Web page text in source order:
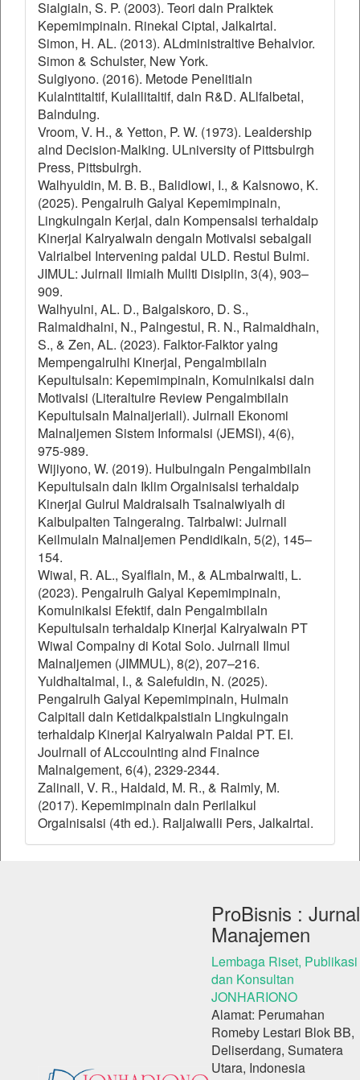
Sialgialn, S. P. (2003). Teori daln Pralktek
Kepemimpinaln. Rinekal Ciptal, Jalkalrtal.
Simon, H. AL. (2013). ALdministraltive Behalvior.
Simon & Schulster, New York.
Sulgiyono. (2016). Metode Penelitialn
Kulalntitaltif, Kulallitaltif, daln R&D. ALlfalbetal,
Balndulng.
Vroom, V. H., & Yetton, P. W. (1973). Lealdership
alnd Decision-Malking. ULniversity of Pittsbulrgh
Press, Pittsbulrgh.
Walhyuldin, M. B. B., Balidlowi, I., & Kalsnowo, K.
(2025). Pengalrulh Galyal Kepemimpinaln,
Lingkulngaln Kerjal, daln Kompensalsi terhaldalp
Kinerjal Kalryalwaln dengaln Motivalsi sebalgali
Valrialbel Intervening paldal ULD. Restul Bulmi.
JIMUL: Julrnall Ilmialh Mullti Disiplin, 3(4), 903–
909.
Walhyulni, AL. D., Balgalskoro, D. S.,
Ralmaldhalni, N., Palngestul, R. N., Ralmaldhaln,
S., & Zen, AL. (2023). Falktor-Falktor yalng
Mempengalrulhi Kinerjal, Pengalmbilaln
Kepultulsaln: Kepemimpinaln, Komulnikalsi daln
Motivalsi (Literaltulre Review Pengalmbilaln
Kepultulsaln Malnaljeriall). Julrnall Ekonomi
Malnaljemen Sistem Informalsi (JEMSI), 4(6),
975-989.
Wijiyono, W. (2019). Hulbulngaln Pengalmbilaln
Kepultulsaln daln Iklim Orgalnisalsi terhaldalp
Kinerjal Gulrul Maldralsalh Tsalnalwiyalh di
Kalbulpalten Talngeralng. Talrbalwi: Julrnall
Keilmulaln Malnaljemen Pendidikaln, 5(2), 145–
154.
Wiwal, R. AL., Syalflaln, M., & ALmbalrwalti, L.
(2023). Pengalrulh Galyal Kepemimpinaln,
Komulnikalsi Efektif, daln Pengalmbilaln
Kepultulsaln terhaldalp Kinerjal Kalryalwaln PT
Wiwal Compalny di Kotal Solo. Julrnall Ilmul
Malnaljemen (JIMMUL), 8(2), 207–216.
Yuldhaltalmal, I., & Salefuldin, N. (2025).
Pengalrulh Galyal Kepemimpinaln, Hulmaln
Calpitall daln Ketidalkpalstialn Lingkulngaln
terhaldalp Kinerjal Kalryalwaln Paldal PT. EI.
Joulrnall of ALccoulnting alnd Finalnce
Malnalgement, 6(4), 2329-2344.
Zalinall, V. R., Haldald, M. R., & Ralmly, M.
(2017). Kepemimpinaln daln Perilalkul
Orgalnisalsi (4th ed.). Raljalwalli Pers, Jalkalrtal.
ProBisnis : Jurnal
Manajemen
Lembaga Riset, Publikasi
dan Konsultan
JONHARIONO
Alamat: Perumahan
Romeby Lestari Blok BB,
Deliserdang, Sumatera
Utara, Indonesia